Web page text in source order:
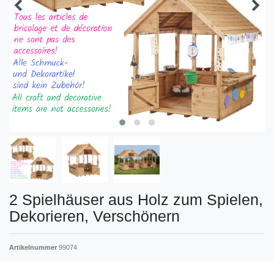
2 Spielhäuser aus Holz zum Spielen,
Dekorieren, Verschönern
Artikelnummer 99074